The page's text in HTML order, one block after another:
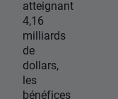
atteignant
4,16
milliards
de
dollars,
les
bénéfices